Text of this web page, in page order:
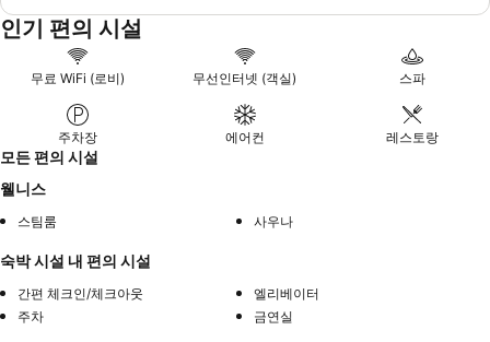
인기 편의 시설
무료 WiFi (로비) 무선인터넷 (객실) 스파
주차장 에어컨 레스토랑
모든 편의 시설
웰니스
스팀룸 사우나
숙박 시설 내 편의 시설
간편 체크인/체크아웃
엘리베이터
주차
금연실